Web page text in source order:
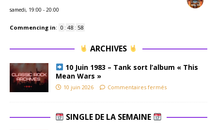
samedi, 19:00 - 20:00
Commencing in: 0 : 48 : 57
ARCHIVES
10 Juin 1983 – Tank sort l’album « This
Mean Wars »
10 juin 2026 Commentaires fermés
SINGLE DE LA SEMAINE